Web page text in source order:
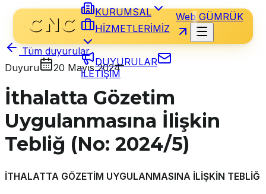
KURUMSAL
HİZMETLERİMİZ
DUYURULAR
İLETİŞİM
Web GÜMRÜK
Tüm duyurular
Duyuru
20 Mayıs 2024
İthalatta Gözetim
Uygulanmasına İlişkin
Tebliğ (No: 2024/5)
İTHALATTA GÖZETİM UYGULANMASINA İLİŞKİN TEBLİĞ